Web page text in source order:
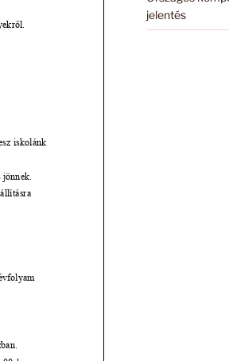
jelentés